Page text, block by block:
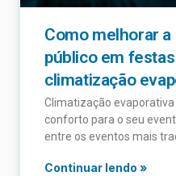
Como melhorar
público em
climatização
Climatização
conforto para o seu
entre os eventos mais
Continuar lendo »